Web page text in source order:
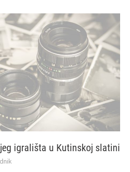
igrališta u Kutinskoj slatini